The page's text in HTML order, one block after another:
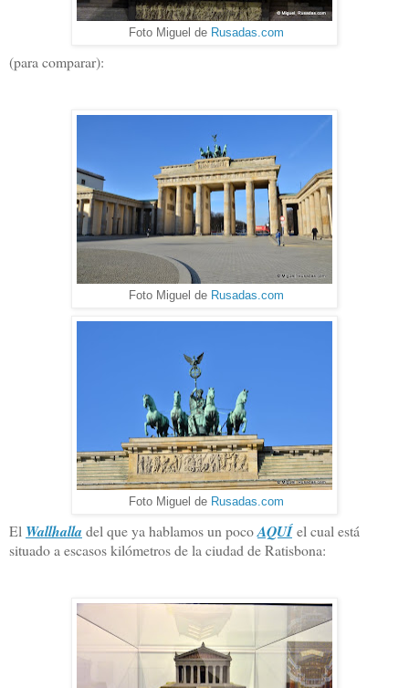
Foto Miguel de Rusadas.com
(para comparar):
Foto Miguel de Rusadas.com
Foto Miguel de Rusadas.com
El Wallhalla del que ya hablamos un pocoAQUÍel cual está
situado a escasos kilómetros de la ciudad de Ratisbona: